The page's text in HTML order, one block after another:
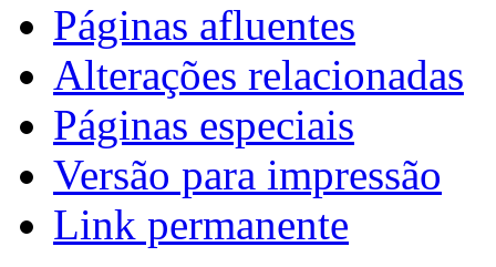
Páginas afluentes
Alterações relacionadas
Páginas especiais
Versão para impressão
Link permanente